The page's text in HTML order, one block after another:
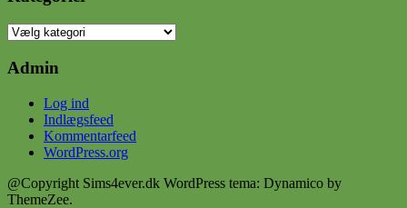
Kategorier
Admin
Log ind
Indlægsfeed
Kommentarfeed
WordPress.org
@Copyright Sims4ever.dk WordPress tema: Dynamico by
ThemeZee.